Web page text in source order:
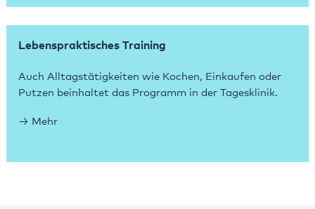
Lebenspraktisches Training
Auch Alltagstätigkeiten wie Kochen, Einkaufen oder
Putzen beinhaltet das Programm in der Tagesklinik.
Mehr